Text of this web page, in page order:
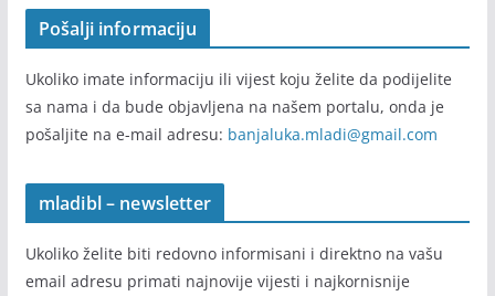
Pošalji informaciju
Ukoliko imate informaciju ili vijest koju želite da podijelite
sa nama i da bude objavljena na našem portalu, onda je
pošaljite na e-mail adresu: banjaluka.mladi@gmail.com
mladibl – newsletter
Ukoliko želite biti redovno informisani i direktno na vašu
email adresu primati najnovije vijesti i najkornisnije